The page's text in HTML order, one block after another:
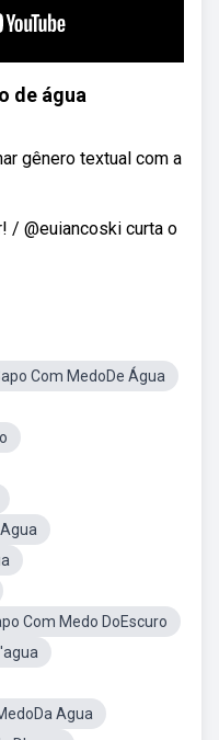
de água
gênero textual com a
/ @euiancoski curta o
Com MedoDe Água
Com Medo DoEscuro
Agua